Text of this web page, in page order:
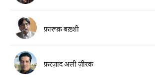
फ़ारूक़ बख़्शी
फ़रज़ाद अली ज़ीरक